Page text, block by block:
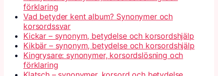
förklaring
Vad betyder kent album? Synonymer och
korsordssvar
Kickar – synonym, betydelse och korsordshjälp
Kikbär – synonym, betydelse och korsordshjälp
Kingrysare: synonymer, korsordslösning och
förklaring